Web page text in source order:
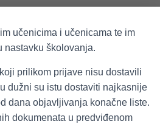
učenicima i učenicama te im
nastavku školovanja.
prilikom prijave nisu dostavili
dužni su istu dostaviti najkasnije
dana objavljivanja konačne liste.
dokumenata u predviđenom